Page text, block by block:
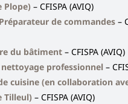
Plope) – CFISPA (AVIQ)
de commandes–
du bâtiment– CFISPA (AVIQ)
professionnel –
cuisine (en collaboration
Tilleul) – CFISPA (AVIQ)